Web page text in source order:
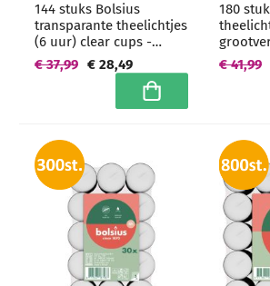
144 stuks Bolsius
transparante theelichtjes
(6 uur) clear cups -
grootverpakking
brickpack
€ 28,49
€ 37,99
In winkelwagen
180
€ 41,99